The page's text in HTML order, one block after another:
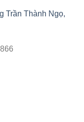
Trần Thành Ngọ,